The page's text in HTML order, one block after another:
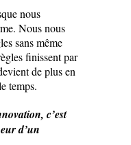
nous
Nous nous
sans même
finissent par
de plus en
temps.
c’est
d’un